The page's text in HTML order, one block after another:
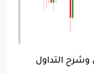
وشرح التداول